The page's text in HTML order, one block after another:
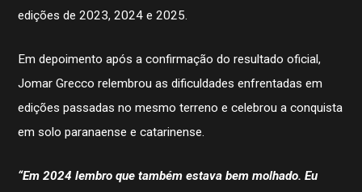
edições de 2023, 2024 e 2025.
Em depoimento após a confirmação do resultado oficial,
Jomar Grecco relembrou as dificuldades enfrentadas em
edições passadas no mesmo terreno e celebrou a conquista
em solo paranaense e catarinense.
“Em 2024 lembro que também estava bem molhado. Eu